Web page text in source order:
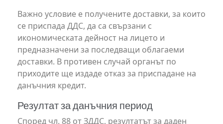
Важно условие е получените доставки, за които
се приспада ДДС, да са свързани с
икономическата дейност на лицето и
предназначени за последващи облагаеми
доставки. В противен случай органът по
приходите ще издаде отказ за приспадане на
данъчния кредит.
Резултат за данъчния период
Според чл. 88 от ЗДДС, резултатът за даден